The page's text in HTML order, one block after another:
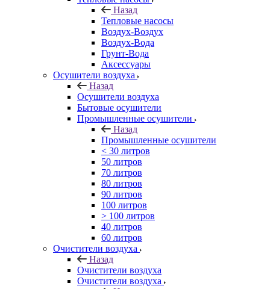
Назад
Тепловые насосы
Воздух-Воздух
Воздух-Вода
Грунт-Вода
Аксессуары
Осушители воздуха
Назад
Осушители воздуха
Бытовые осушители
Промышленные осушители
Назад
Промышленные осушители
< 30 литров
50 литров
70 литров
80 литров
90 литров
100 литров
> 100 литров
40 литров
60 литров
Очистители воздуха
Назад
Очистители воздуха
Очистители воздуха